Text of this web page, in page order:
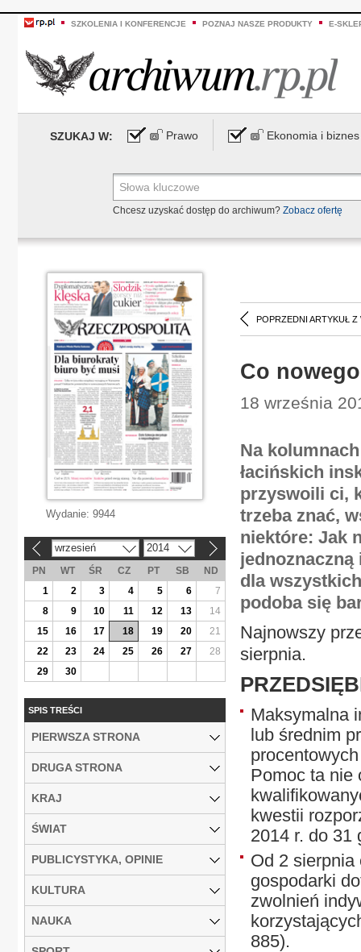
SZKOLENIA I KONFERENCJE POZNAJ NASZE PRODUKTY E-
SZUKAJ W: Prawo Ekonomia i biznes
Chcesz uzyskać dostęp do archiwum? Zobacz ofertę
POPRZEDNI ARTYKUŁ Z
Co
18 września
Na
łacińskich
przyswoili ci,
trzeba znać,
niektóre: Jak
jednoznaczną
dla
podoba się
Najnowszy
sierpnia.
Maksymalna
lub średnim
Pomoc ta nie
kwestii
2014 r. do 31
Od 2
gospodarki
zwolnień
885).
Wydanie: 9944
wrzesień 2014
PN WT ŚR CZ PT SB
ND
1
2 3 4 5 6
7
8
9 10 11 12 13
14
15
16 17 18 19 20
21
22
23 24 25 26 27
28
29
30
SPIS TREŚCI
PIERWSZA STRONA
DRUGA STRONA
KRAJ
ŚWIAT
PUBLICYSTYKA, OPINIE
KULTURA
NAUKA